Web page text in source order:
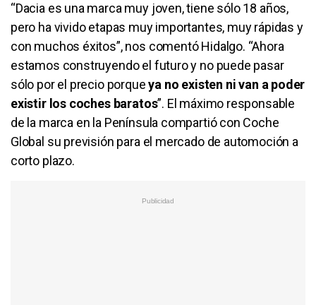
“Dacia es una marca muy joven, tiene sólo 18 años,
pero ha vivido etapas muy importantes, muy rápidas y
con muchos éxitos”, nos comentó Hidalgo. “Ahora
estamos construyendo el futuro y no puede pasar
sólo por el precio porqueya no existen ni van a poder
existir los coches baratos”. El máximo responsable
de la marca en la Península compartió con Coche
Global su previsión para el mercado de automoción a
corto plazo.